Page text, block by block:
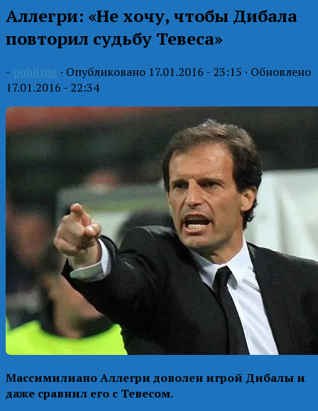
Аллегри: «Не хочу, чтобы Дибала
повторил судьбу Тевеса»
- publizist · Опубликовано 17.01.2016 - 23:15 · Обновлено
17.01.2016 - 22:34
Массимилиано Аллегри доволен игрой Дибалы и
даже сравнил его с Тевесом.